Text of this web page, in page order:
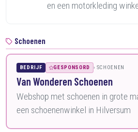
en een motorkleding
Schoenen
BEDRIJF GESPONSORD SCHOENEN
Van Wonderen Schoenen
Webshop met schoenen in grote
een schoenenwinkel in Hilversum